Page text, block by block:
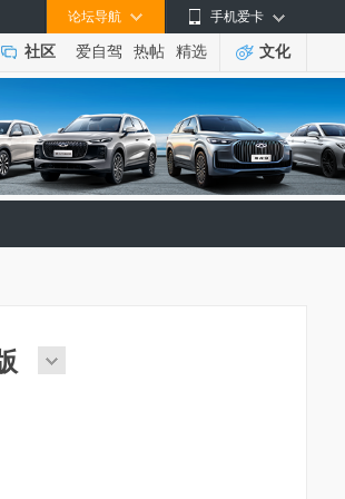
手机爱卡
论坛导航
社区 爱自驾 热帖 精选 文化